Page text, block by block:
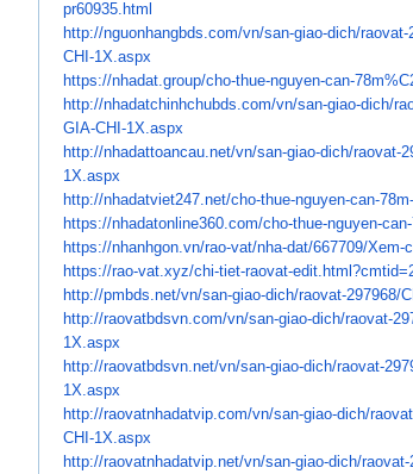
pr60935.html
http://nguonhangbds.com/vn/san-giao-dich/raovat-
CHI-1X.aspx
https://nhadat.group/cho-thue-nguyen-can-
http://nhadatchinhchubds.com/vn/san-giao-dich/
GIA-CHI-1X.aspx
http://nhadattoancau.net/vn/san-giao-dich/raovat-
1X.aspx
http://nhadatviet247.net/cho-thue-nguyen-can-
https://nhadatonline360.com/cho-thue-nguyen-
https://nhanhgon.vn/rao-vat/nha-dat/667709/Xem-
https://rao-vat.xyz/chi-tiet-raovat-
http://pmbds.net/vn/san-giao-dich/raovat-297968/
http://raovatbdsvn.com/vn/san-giao-dich/raovat-
1X.aspx
http://raovatbdsvn.net/vn/san-giao-dich/raovat-
1X.aspx
http://raovatnhadatvip.com/vn/san-giao-dich/
CHI-1X.aspx
http://raovatnhadatvip.net/vn/san-giao-dich/raovat-